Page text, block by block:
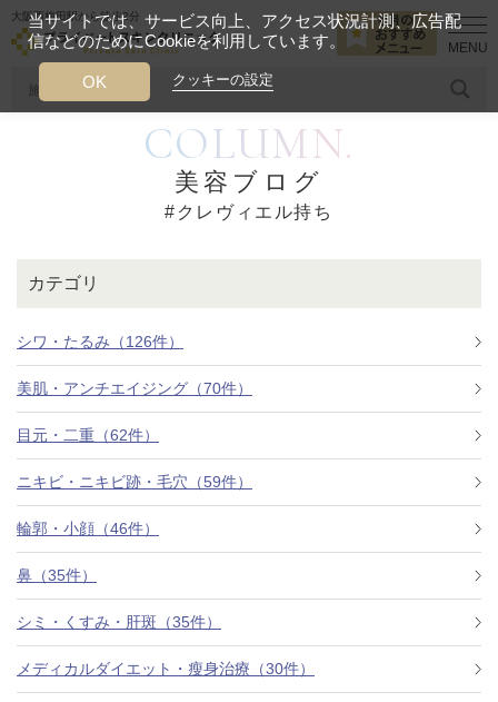
大阪西梅田駅から徒歩2分
糸リフト ヒアルロン酸
今月のおすすめメニュー
クリニックについて
料金一覧
施術症例
初めての方へ
クレヴィエル持ち
COLUMN.
美容ブログ
#クレヴィエル持ち
カテゴリ
シワ・たるみ（126件）
美肌・アンチエイジング（70件）
目元・二重（62件）
ニキビ・ニキビ跡・毛穴（59件）
輪郭・小顔（46件）
鼻（35件）
シミ・くすみ・肝斑（35件）
メディカルダイエット・瘦身治療（30件）
当サイトでは、サービス向上、アクセス状況計測、広告配
信などのためにCookieを利用しています。
クッキーの設定
OK